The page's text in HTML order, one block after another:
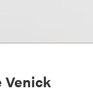
Venick